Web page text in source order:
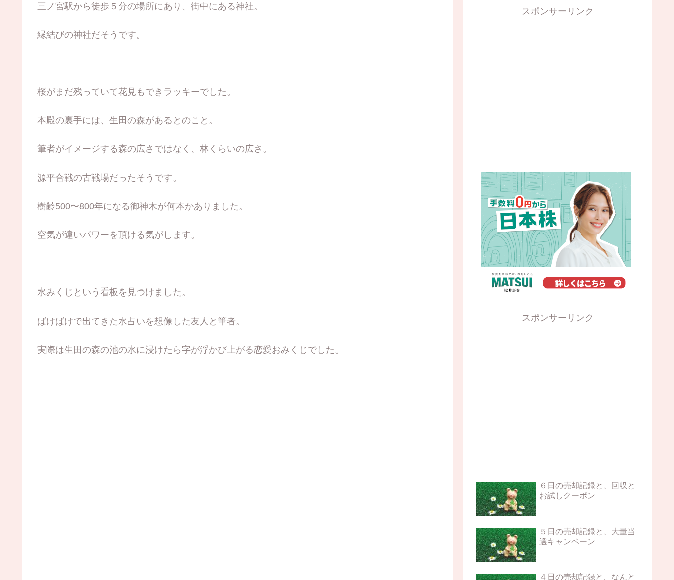
三ノ宮駅から徒歩５分の場所にあり、街中にある神社。
縁結びの神社だそうです。
桜がまだ残っていて花見もできラッキーでした。
本殿の裏手には、生田の森があるとのこと。
筆者がイメージする森の広さではなく、林くらいの広さ。
源平合戦の古戦場だったそうです。
樹齢500〜800年になる御神木が何本かありました。
空気が違いパワーを頂ける気がします。
水みくじという看板を見つけました。
ばけばけで出てきた水占いを想像した友人と筆者。
実際は生田の森の池の水に浸けたら字が浮かび上がる恋愛おみくじでした。
スポンサーリンク
スポンサーリンク
６日の売却記録と、回収と
お試しクーポン
５日の売却記録と、大量当
選キャンペーン
４日の売却記録と、なんと